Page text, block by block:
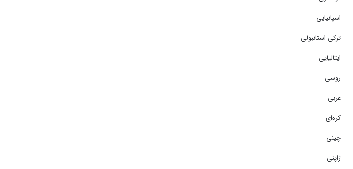
اسپانیایی
ترکی استانبولی
ایتالیایی
روسی
عربی
کره‌ای
چینی
ژاپنی